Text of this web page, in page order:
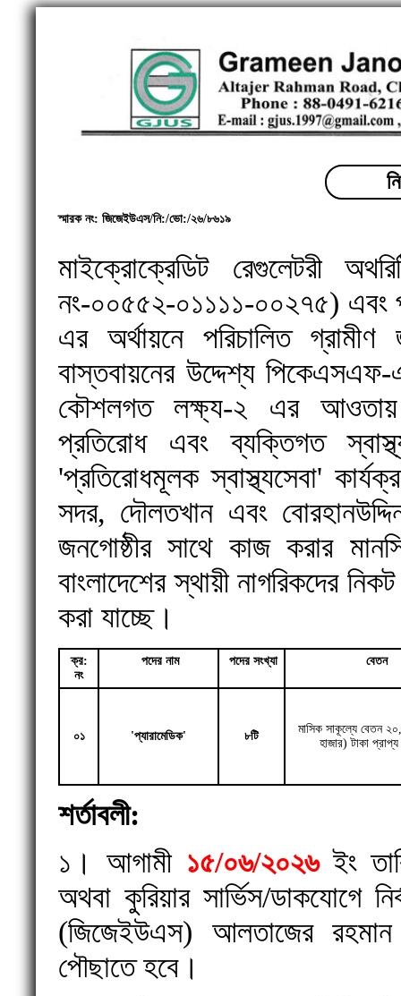
স্মারক নং: জিজেইউএস/নি:/ভো:/২৬/৮৬১৯
মাইক্রোক্রেডিট রেগুলেটরী
নং-০০৫৫২-০১১১১-০০২৭৫) এবং
এর অর্থায়নে পরিচালিত
বাস্তবায়নের উদ্দেশ্য
কৌশলগত লক্ষ্য-২ এর আওতায়
প্রতিরোধ এবং ব্যক্তিগত
'প্রতিরোধমূলক স্বাস্থ্যসেবা'
সদর, দৌলতখান এবং
জনগোষ্ঠীর সাথে কাজ করার
বাংলাদেশের স্থায়ী নাগরিকদের
করা যাচ্ছে।
ক্র:
নং
পদের নাম পদের সংখ্যা বেতন
০১ 'প্যারামেডিক' ৮টি
মাসিক সাকূল্যে বেতন
হাজার) টাকা
শর্তাবলী:
১। আগামী ১৫/০৬/২০২৬ইং
অথবা কুরিয়ার সার্ভিস/ডাকযোগে
(জিজেইউএস) আলতাজের
পৌছাতে হবে।